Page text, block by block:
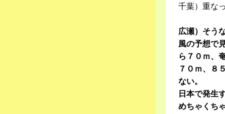
千葉）重な
広瀬）そう
風の予想で
ら７０ｍ、
７０ｍ、８
ない。
日本で発生
めちゃくち